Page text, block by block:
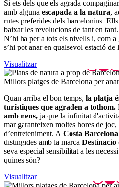
Si ets dels que els agrada
amb alguna escapada a la natura,
rutes preferides dels barcelonins.
baixar les revolucions de tant en
N’hi ha per a tots els nivells i, com a
s’hi pot anar en qualsevol estació de
Visualitzar
Millors platges de Barcelona per
Quan arriba el bon temps, la platja
turístiques que agraden a tothom.
amb nens, ja que la infinitat
mar garanteixen moltes hores de
d’entreteniment. A Costa Barcelona
distingides amb la marca
seva especial sensibilitat a les
quines són?
Visualitzar